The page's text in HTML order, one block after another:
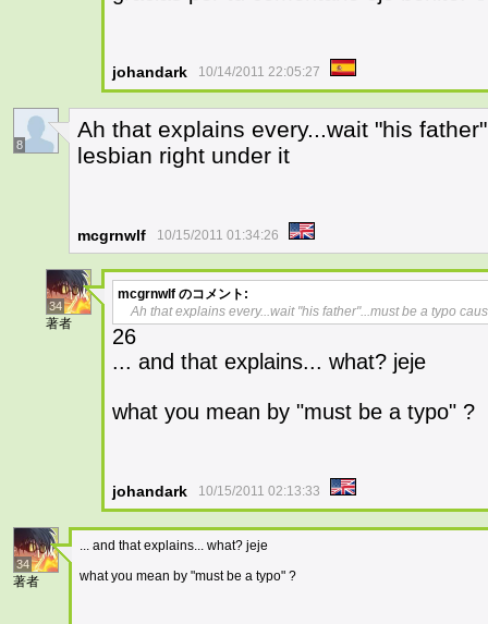
johandark 10/14/2011 22:05:27
8
Ah that explains every...wait "his
lesbian right under it
mcgrnwlf 10/15/2011 01:34:26
34
著者
mcgrnwlf のコメント:
Ah that explains every...wait "his father"...must be a typo
26
... and that explains... what? jeje
what you mean by "must be a typo" ?
johandark 10/15/2011 02:13:33
34
著者
... and that explains... what? jeje
what you mean by "must be a typo" ?